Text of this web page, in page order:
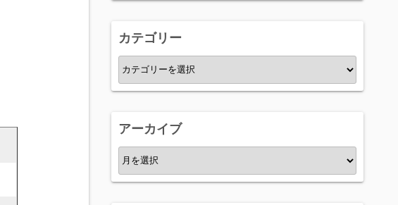
カテゴリー
カ
テ
ー
アーカイブ
ア
ー